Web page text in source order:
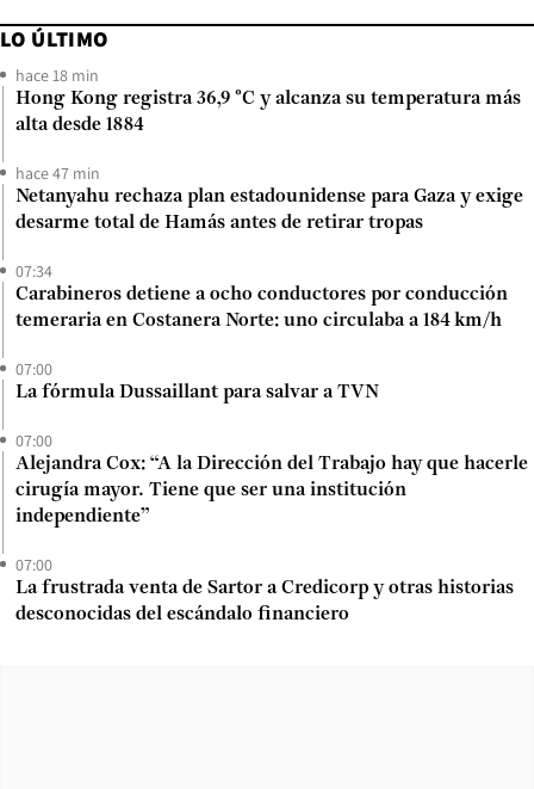
LO ÚLTIMO
hace 18 min
Hong Kong registra 36,9 °C y alcanza su temperatura más
alta desde 1884
hace 47 min
Netanyahu rechaza plan estadounidense para Gaza y exige
desarme total de Hamás antes de retirar tropas
07:34
Carabineros detiene a ocho conductores por conducción
temeraria en Costanera Norte: uno circulaba a 184 km/h
07:00
La fórmula Dussaillant para salvar a TVN
07:00
Alejandra Cox: “A la Dirección del Trabajo hay que hacerle
cirugía mayor. Tiene que ser una institución
independiente”
07:00
La frustrada venta de Sartor a Credicorp y otras historias
desconocidas del escándalo financiero